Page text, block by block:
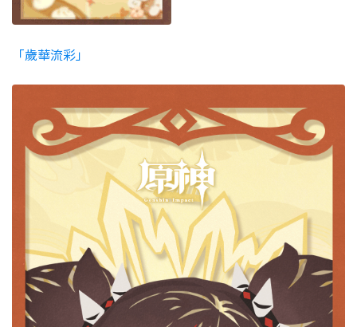
「歲華流彩」